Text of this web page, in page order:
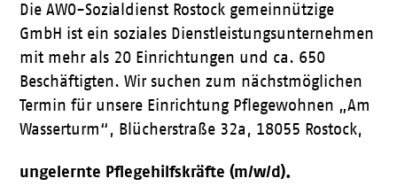
Die AWO-Sozialdienst Rostock gemeinnützige
GmbH ist ein soziales Dienstleistungsunternehmen
mit mehr als 20 Einrichtungen und ca. 650
Beschäftigten. Wir suchen zum nächstmöglichen
Termin für unsere Einrichtung Pflegewohnen „Am
Wasserturm“, Blücherstraße 32a, 18055 Rostock,
ungelernte Pflegehilfskräfte (m/w/d).